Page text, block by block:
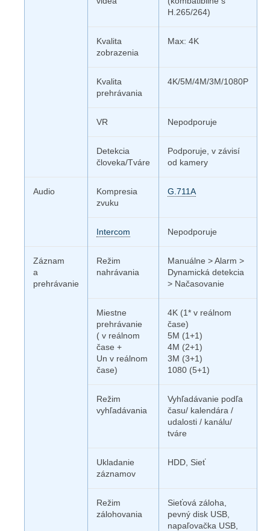
H.265/264)
Kvalita
zobrazenia
Max: 4K
Kvalita
prehrávania
4K/5M/4M/3M/1080P
VR Nepodporuje
Detekcia
človeka/Tváre
Podporuje, v závisí
od kamery
Audio
Kompresia
zvuku
G.711A
Intercom Nepodporuje
Záznam
a
prehrávanie
Režim
nahrávania
Manuálne > Alarm >
Dynamická detekcia
> Načasovanie
Miestne
prehrávanie
( v reálnom
čase +
Un v reálnom
čase)
4K (1* v reálnom
čase)
5M (1+1)
4M (2+1)
3M (3+1)
1080 (5+1)
Režim
vyhľadávania
Vyhľadávanie podľa
času/ kalendára /
udalosti / kanálu/
tváre
Ukladanie
záznamov
HDD, Sieť
Režim
zálohovania
Sieťová záloha,
pevný disk USB,
napaľovačka USB,